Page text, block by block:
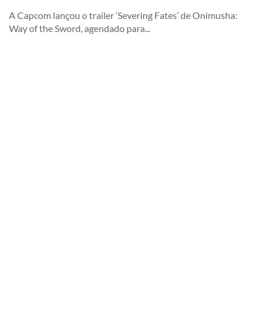
A Capcom lançou o trailer ‘Severing Fates’ de Onimusha:
Way of the Sword, agendado para...